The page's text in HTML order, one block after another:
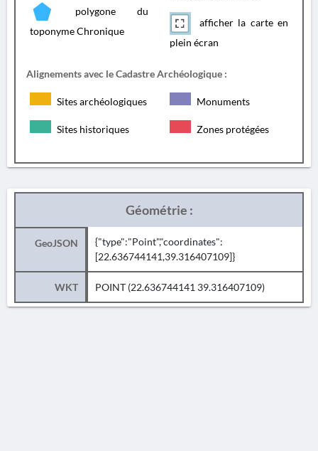
polygone du
toponyme Chronique
afficher la carte en
plein écran
Alignements avec le Cadastre Archéologique :
Sites archéologiques Monuments
Sites historiques Zones protégées
Géométrie :
GeoJSON
{"type":"Point","coordinates":
[22.636744141,39.316407109]}
WKT POINT (22.636744141 39.316407109)